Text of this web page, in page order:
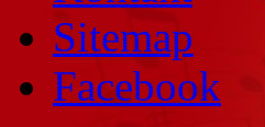
Sitemap
Facebook